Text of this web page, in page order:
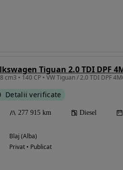
Tiguan 2.0 TDI DPF
Detalii verificate
277 915 km Diesel
Blaj (Alba)
Privat • Publicat